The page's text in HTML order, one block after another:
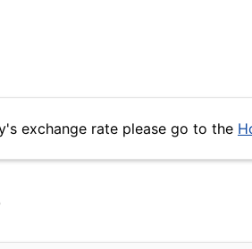
exchange rate please go to the